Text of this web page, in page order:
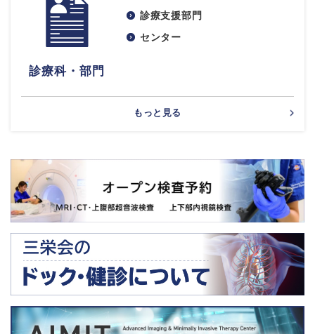
診療科・部門
診療支援部門
センター
もっと見る